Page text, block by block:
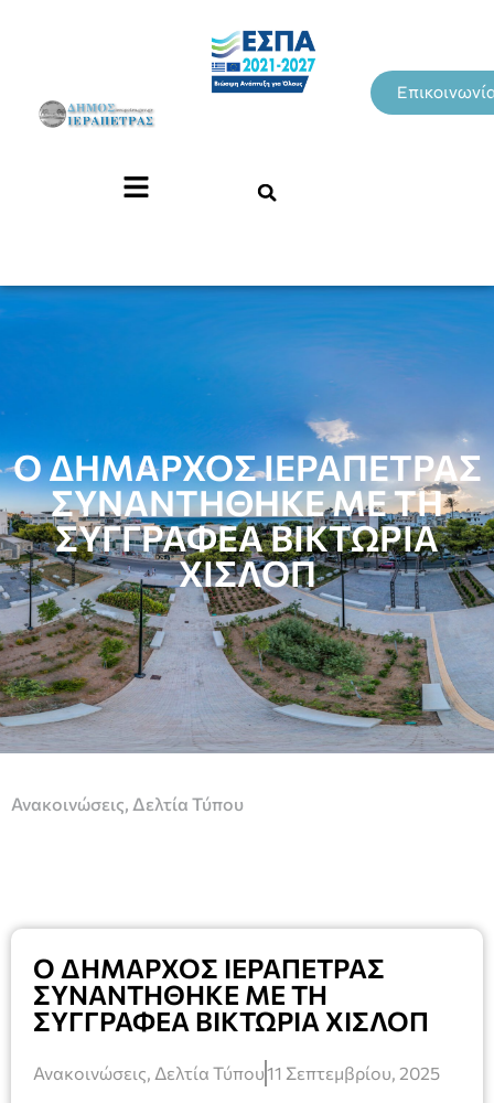
Ο ΔΗΜΑΡΧΟΣ ΙΕΡΑΠΕΤΡΑΣ
ΣΥΝΑΝΤΗΘΗΚΕ ΜΕ ΤΗ
ΣΥΓΓΡΑΦΕΑ ΒΙΚΤΩΡΙΑ
ΧΙΣΛΟΠ
Ανακοινώσεις Δελτία Τύπου
Ο ΔΗΜΑΡΧΟΣ ΙΕΡΑΠΕΤΡΑΣ
ΣΥΝΑΝΤΗΘΗΚΕ ΜΕ ΤΗ
ΣΥΓΓΡΑΦΕΑ ΒΙΚΤΩΡΙΑ ΧΙΣΛΟΠ
Ανακοινώσεις Δελτία Τύπου11 Σεπτεμβρίου, 2025